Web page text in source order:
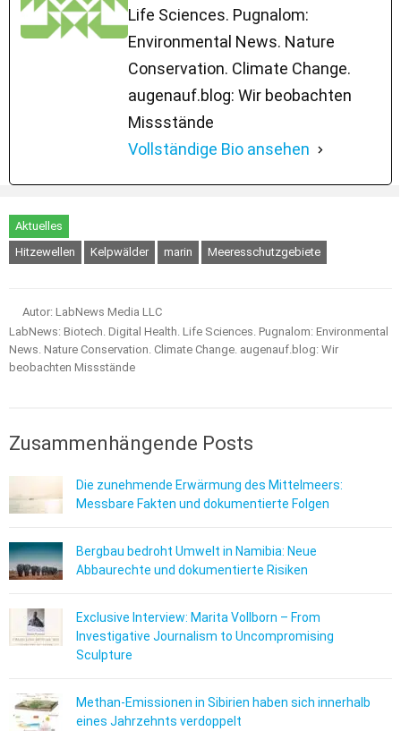
Life Sciences. Pugnalom:
Environmental News. Nature
Conservation. Climate Change.
augenauf.blog: Wir beobachten
Missstände
Vollständige Bio ansehen
Aktuelles
Hitzewellen
Kelpwälder marin Meeresschutzgebiete
Autor: LabNews Media LLC
LabNews: Biotech. Digital Health. Life Sciences. Pugnalom: Environmental
News. Nature Conservation. Climate Change. augenauf.blog: Wir
beobachten Missstände
Zusammenhängende Posts
Die zunehmende Erwärmung des Mittelmeers:
Messbare Fakten und dokumentierte Folgen
Bergbau bedroht Umwelt in Namibia: Neue
Abbaurechte und dokumentierte Risiken
Exclusive Interview: Marita Vollborn – From
Investigative Journalism to Uncompromising
Sculpture
Methan-Emissionen in Sibirien haben sich innerhalb
eines Jahrzehnts verdoppelt